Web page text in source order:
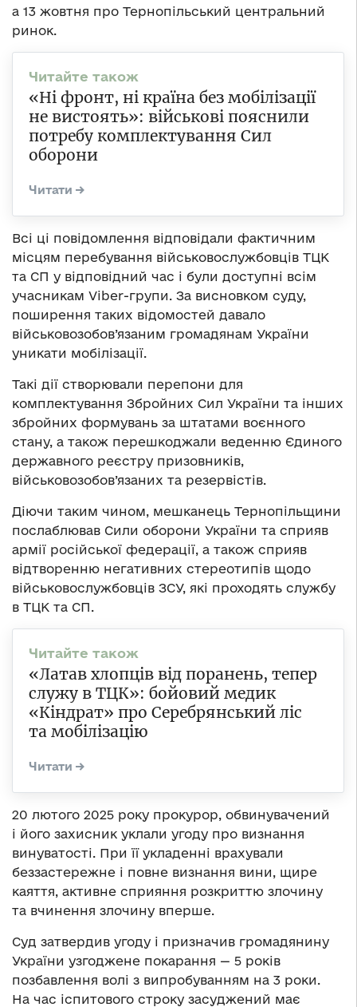
а 13 жовтня про Тернопільський центральний
ринок.
«Ні фронт, ні країна без мобілізації
не вистоять»: військові пояснили
потребу комплектування Сил
оборони
Всі ці повідомлення відповідали фактичним
місцям перебування військовослужбовців ТЦК
та СП у відповідний час і були доступні всім
учасникам Viber-групи. За висновком суду,
поширення таких відомостей давало
військовозобов’язаним громадянам України
уникати мобілізації.
Такі дії створювали перепони для
комплектування Збройних Сил України та інших
збройних формувань за штатами воєнного
стану, а також перешкоджали веденню Єдиного
державного реєстру призовників,
військовозобов’язаних та резервістів.
Діючи таким чином, мешканець Тернопільщини
послаблював Сили оборони України та сприяв
армії російської федерації, а також сприяв
відтворенню негативних стереотипів щодо
військовослужбовців ЗСУ, які проходять службу
в ТЦК та СП.
«Латав хлопців від поранень, тепер
служу в ТЦК»: бойовий медик
«Кіндрат» про Серебрянський ліс
та мобілізацію
20 лютого 2025 року прокурор, обвинувачений
і його захисник уклали угоду про визнання
винуватості. При її укладенні врахували
беззастережне і повне визнання вини, щире
каяття, активне сприяння розкриттю злочину
та вчинення злочину вперше.
Суд затвердив угоду і призначив громадянину
України узгоджене покарання — 5 років
позбавлення волі з випробуванням на 3 роки.
На час іспитового строку засуджений має